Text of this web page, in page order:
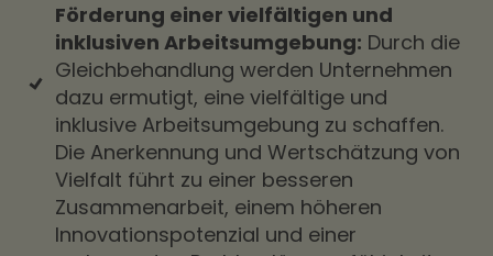
Förderung einer vielfältigen und
inklusiven Arbeitsumgebung: Durch die
Gleichbehandlung werden Unternehmen
dazu ermutigt, eine vielfältige und
inklusive Arbeitsumgebung zu schaffen.
Die Anerkennung und Wertschätzung von
Vielfalt führt zu einer besseren
Zusammenarbeit, einem höheren
Innovationspotenzial und einer